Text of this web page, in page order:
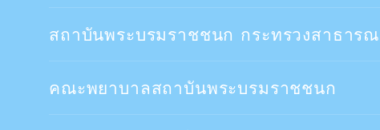
สถาบันพระบรมราชชนก กระทรวงสาธาร
คณะพยาบาลสถาบันพระบรมราชชนก